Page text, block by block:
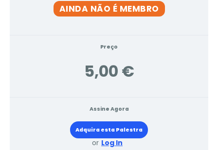
AINDA NÃO É MEMBRO
Preço
5,00 €
Assine Agora
Adquira esta Palestra
or Log In